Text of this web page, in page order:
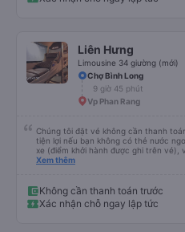
Liên Hưng
Limousine 34 giường (mới)
Chợ Bình Long
9 giờ 45 phút
Vp Phan Rang
Chúng tôi đặt vé không cần thanh
tiện lợi nếu bạn không có thẻ nước
xe (điểm khởi hành được ghi trên vé),
Chúng tôi cũng quyết định mua vé
ấm hoặc áo khoác mỏng, vì thỉnh
cũ, nhưng vẫn có sẵn. Cổng USB để
vệ sinh. Mọi thứ khá sạch sẽ. Chúng
Xem thêm
Không cần thanh toán trước
Xác nhận chỗ ngay lập tức